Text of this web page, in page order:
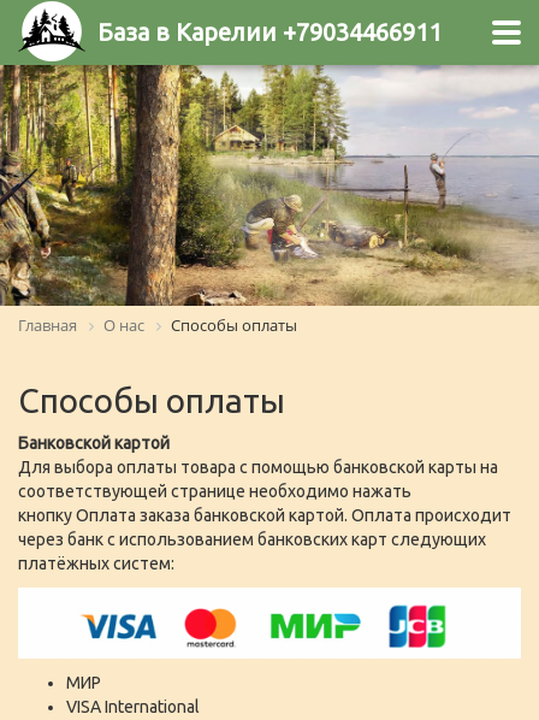
База в Карелии +79034466911
Главная О нас Способы оплаты
Способы оплаты
Банковской картой
Для выбора оплаты товара с помощью банковской карты на
соответствующей странице необходимо нажать
кнопку Оплата заказа банковской картой. Оплата происходит
через банк с использованием банковских карт следующих
платёжных систем:
МИР
VISA International